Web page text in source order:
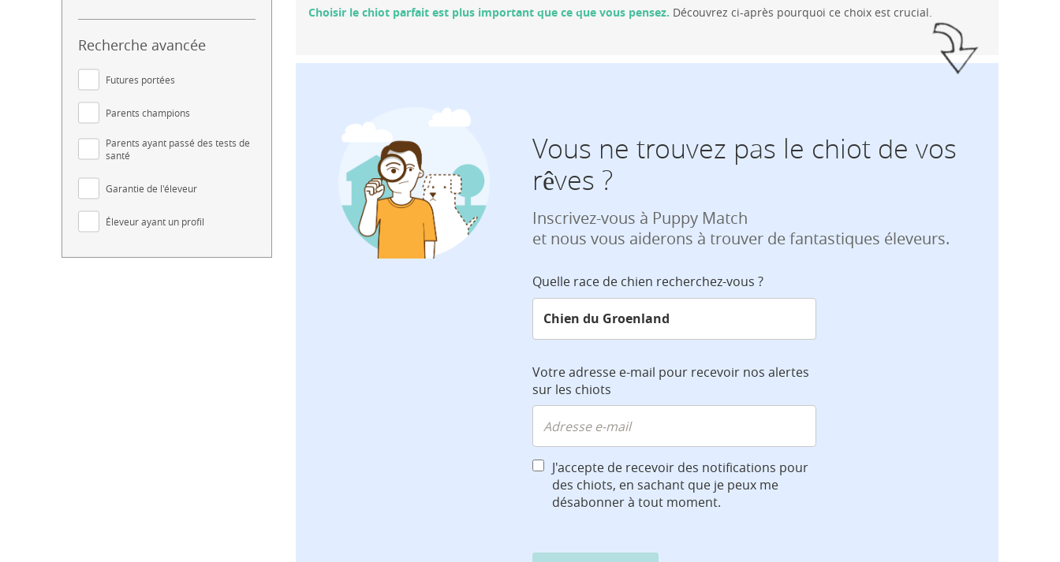
Recherche avancée
Futures portées
Parents champions
Parents ayant passé des tests de
santé
Garantie de l'éleveur
Éleveur ayant un profil
Choisir le chiot parfait est plus important que ce que vous pensez. Découvrez ci-après pourquoi ce choix est crucial.
Vous ne trouvez pas le chiot de vos
rêves ?
Inscrivez-vous à Puppy Match
et nous vous aiderons à trouver de fantastiques éleveurs.
Quelle race de chien recherchez-vous ?
Votre adresse e-mail pour recevoir nos alertes
sur les chiots
J'accepte de recevoir des notifications pour
des chiots, en sachant que je peux me
désabonner à tout moment.